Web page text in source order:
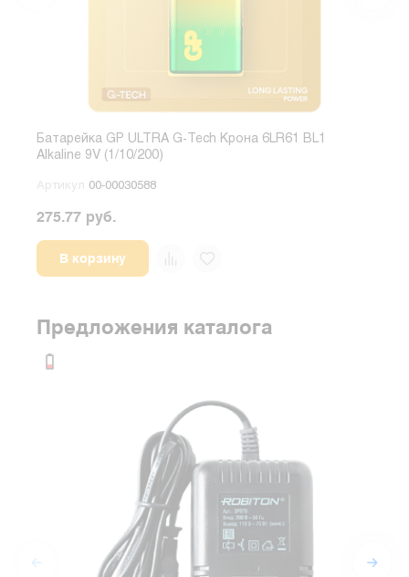
Батарейка GP ULTRA G-Tech Крона 6LR61 BL1
Alkaline 9V (1/10/200)
Артикул 00-00030588
275.77 руб.
В корзину
Предложения каталога